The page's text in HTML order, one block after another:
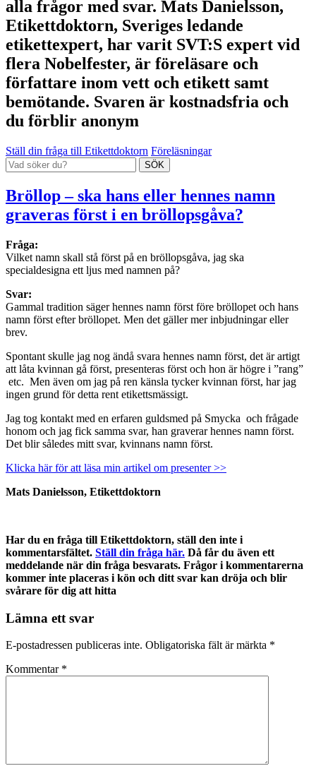
alla frågor med svar. Mats Danielsson,
Etikettdoktorn, Sveriges ledande
etikettexpert, har varit SVT:S expert vid
flera Nobelfester, är föreläsare och
författare inom vett och etikett samt
bemötande. Svaren är kostnadsfria och
du förblir anonym
Ställ din fråga till Etikettdoktorn Föreläsningar
Bröllop – ska hans eller hennes namn
graveras först i en bröllopsgåva?
Fråga:
Vilket namn skall stå först på en bröllopsgåva, jag ska
specialdesigna ett ljus med namnen på?
Svar:
Gammal tradition säger hennes namn först före bröllopet och hans
namn först efter bröllopet. Men det gäller mer inbjudningar eller
brev.
Spontant skulle jag nog ändå svara hennes namn först, det är artigt
att låta kvinnan gå först, presenteras först och hon är högre i ”rang”
etc. Men även om jag på ren känsla tycker kvinnan först, har jag
ingen grund för detta rent etikettsmässigt.
Jag tog kontakt med en erfaren guldsmed på Smycka och frågade
honom och jag fick samma svar, han graverar hennes namn först.
Det blir således mitt svar, kvinnans namn först.
Klicka här för att läsa min artikel om presenter >>
Mats Danielsson, Etikettdoktorn
Har du en fråga till Etikettdoktorn, ställ den inte i
kommentarsfältet. Ställ din fråga här. Då får du även ett
meddelande när din fråga besvarats. Frågor i kommentarerna
kommer inte placeras i kön och ditt svar kan dröja och blir
svårare för dig att hitta
Lämna ett svar
E-postadressen publiceras inte. Obligatoriska fält är märkta *
Kommentar *